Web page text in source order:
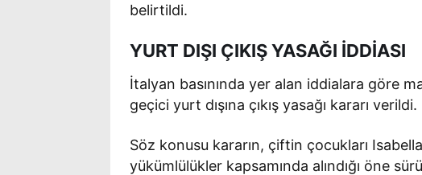
belirtildi.
YURT DIŞI ÇIKIŞ YASAĞI İDDİASI
İtalyan basınında yer alan iddialara göre
geçici yurt dışına çıkış yasağı kararı verildi.
Söz konusu kararın, çiftin çocukları
yükümlülükler kapsamında alındığı öne